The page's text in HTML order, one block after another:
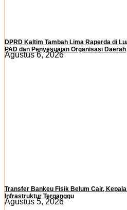
DPRD Kaltim Tambah Lima Raperda di
PAD dan Penyesuaian Organisasi Daerah
Agustus 6, 2026
Transfer Bankeu Fisik Belum Cair,
Infrastruktur Terganggu
Agustus 5, 2026